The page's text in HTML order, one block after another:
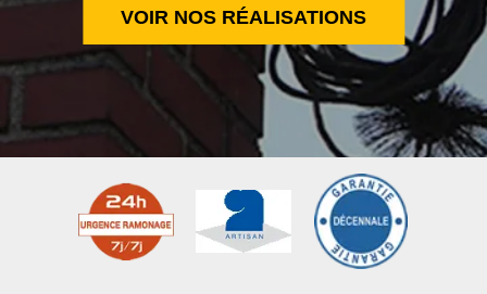
VOIR NOS RÉALISATIONS